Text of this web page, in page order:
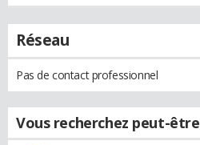
Réseau
Pas de contact professionnel
Vous recherchez peut-être